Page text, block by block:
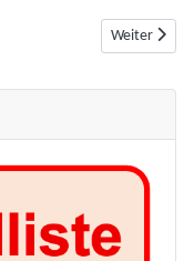
Nächster
Weiter